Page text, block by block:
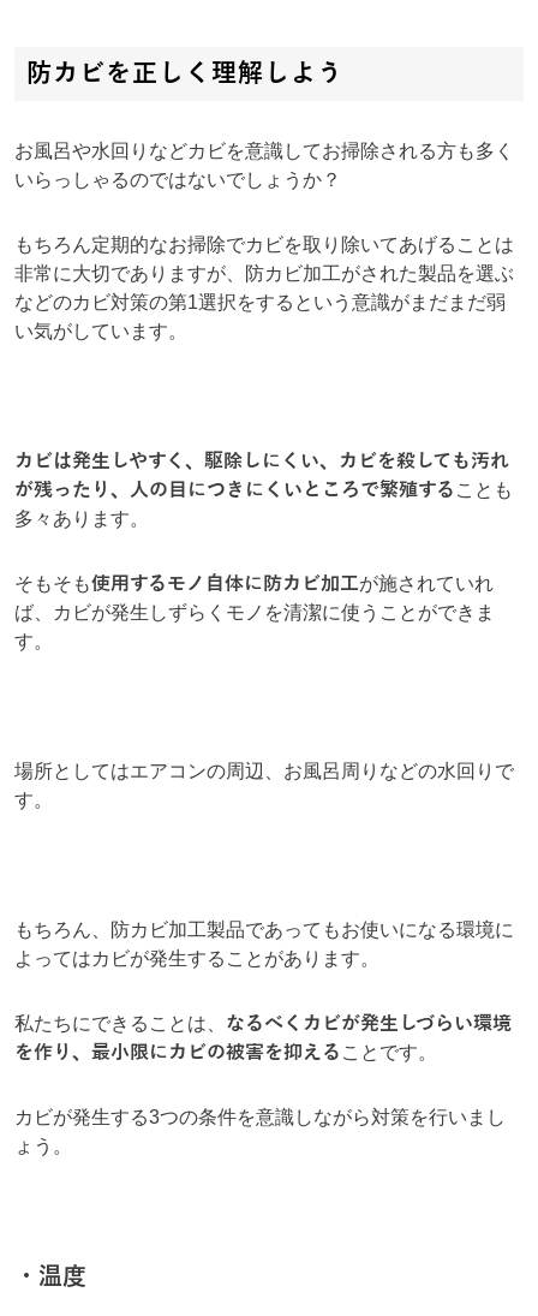
防カビを正しく理解しよう
お風呂や水回りなどカビを意識してお掃除される方も多く
いらっしゃるのではないでしょうか？
もちろん定期的なお掃除でカビを取り除いてあげることは
非常に大切でありますが、防カビ加工がされた製品を選ぶ
などのカビ対策の第1選択をするという意識がまだまだ弱
い気がしています。
カビは発生しやすく、駆除しにくい、カビを殺しても汚れ
が残ったり、人の目につきにくいところで繁殖する ことも
多々あります。
そもそも使用するモノ自体に防カビ加工が施されていれ
ば、カビが発生しずらくモノを清潔に使うことができま
す。
場所としてはエアコンの周辺、お風呂周りなどの水回りで
す。
もちろん、防カビ加工製品であってもお使いになる環境に
よってはカビが発生することがあります。
私たちにできることは、 なるべくカビが発生しづらい環境
を作り、最小限にカビの被害を抑える ことです。
カビが発生する3つの条件を意識しながら対策を行いまし
ょう。
・温度